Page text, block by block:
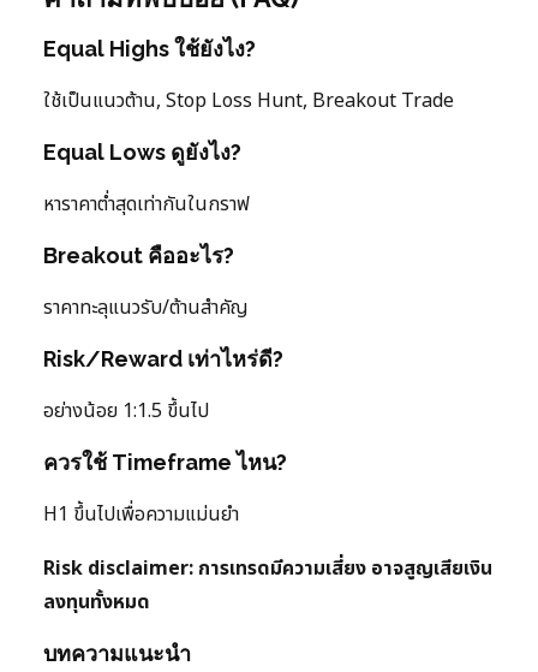
Equal Highs ใช้ยังไง?
ใช้เป็นแนวต้าน, Stop Loss Hunt, Breakout Trade
Equal Lows ดูยังไง?
หาราคาต่ำสุดเท่ากันในกราฟ
Breakout คืออะไร?
ราคาทะลุแนวรับ/ต้านสำคัญ
Risk/Reward เท่าไหร่ดี?
อย่างน้อย 1:1.5 ขึ้นไป
ควรใช้ Timeframe ไหน?
H1 ขึ้นไปเพื่อความแม่นยำ
Risk disclaimer: การเทรดมีความเสี่ยง อาจสูญเสียเงิน
ลงทุนทั้งหมด
บทความแนะนำ